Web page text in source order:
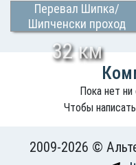
Перевал Шипка/
Шипченски проход
(Шипка)
32 км
Пока нет
Чтобы
2009-2026 ©